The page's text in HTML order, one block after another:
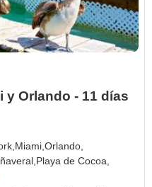
y Orlando - 11 días
Miami,Orlando,
Playa de Cocoa,